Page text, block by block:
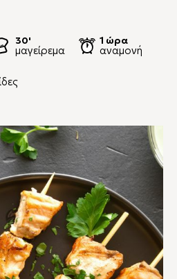
30'
μαγείρεμα
1 ώρα
αναμονή